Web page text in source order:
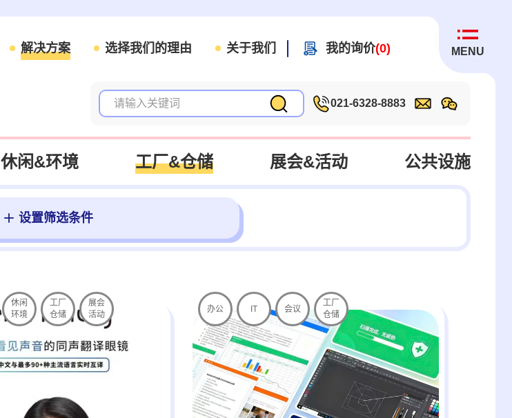
解决方案 选择我们的理由 关于我们 我的询价(0) MENU
021-6328-8883
休闲&环境 工厂&仓储 展会&活动 公共设施
设置筛选条件
休闲
环境
工厂
仓储
展会
活动
办公 IT 会议
工厂
仓储